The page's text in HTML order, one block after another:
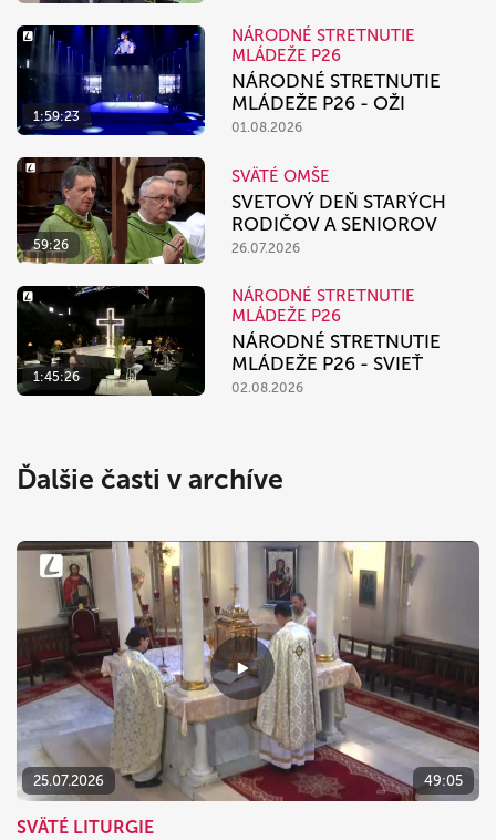
1:59:23
NÁRODNÉ STRETNUTIE
MLÁDEŽE P26
NÁRODNÉ STRETNUTIE
MLÁDEŽE P26 - OŽI
01.08.2026
59:26
SVÄTÉ OMŠE
SVETOVÝ DEŇ STARÝCH
RODIČOV A SENIOROV
26.07.2026
1:45:26
NÁRODNÉ STRETNUTIE
MLÁDEŽE P26
NÁRODNÉ STRETNUTIE
MLÁDEŽE P26 - SVIEŤ
02.08.2026
Ďalšie časti v archíve
25.07.2026 49:05
SVÄTÉ LITURGIE